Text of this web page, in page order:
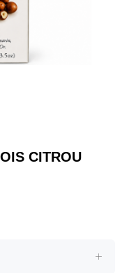
CITROU